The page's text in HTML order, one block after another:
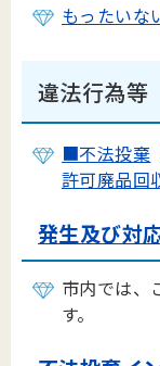
もったいな
違法行為等
■不法投棄
許可廃品回
発生及び対
市内では、
す。